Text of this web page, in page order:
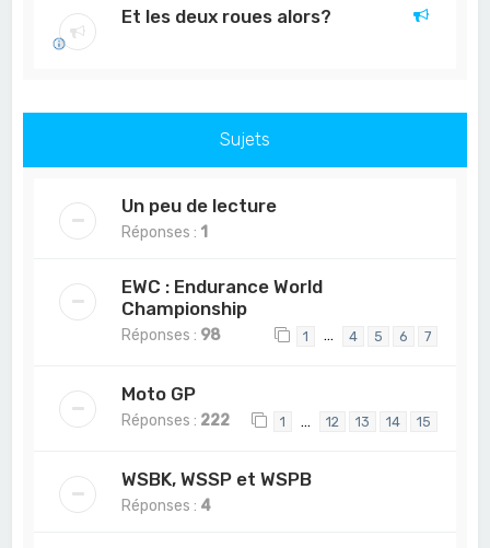
Et les deux roues alors?
Sujets
Un peu de lecture
Réponses : 1
EWC : Endurance World
Championship
Réponses : 98 1 … 4 5 6 7
Moto GP
Réponses : 222 1 … 12 13 14 15
WSBK, WSSP et WSPB
Réponses : 4